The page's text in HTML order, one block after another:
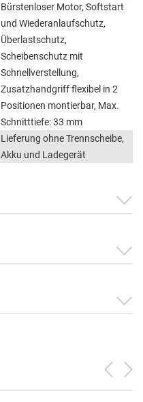
Bürstenloser Motor, Softstart
und Wiederanlaufschutz,
Überlastschutz,
Scheibenschutz mit
Schnellverstellung,
Zusatzhandgriff flexibel in 2
Positionen montierbar, Max.
Schnitttiefe: 33 mm
Lieferung ohne Trennscheibe,
Akku und Ladegerät